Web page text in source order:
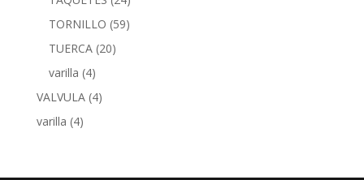
TORNILLO (59)
TUERCA (20)
varilla (4)
VALVULA (4)
varilla (4)